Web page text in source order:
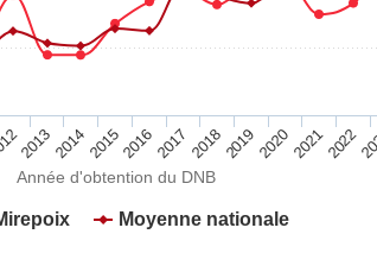
Année d'obtention du DNB
Moyenne nationale
2013201420152016201720182019202020212022